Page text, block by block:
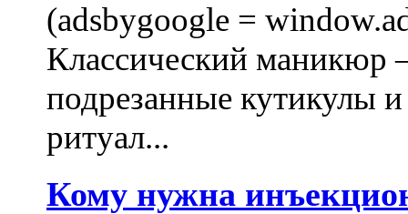
(adsbygoogle =
Классический маникюр
подрезанные кутикулы
ритуал...
Кому нужна